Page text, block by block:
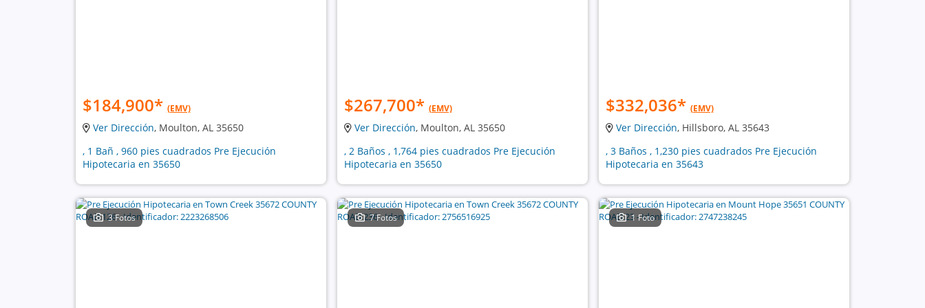
$184,900* (EMV)
Ver Dirección, Moulton, AL 35650
, 1 Bañ , 960 pies cuadrados Pre Ejecución
Hipotecaria en 35650
$267,700* (EMV)
Ver Dirección, Moulton, AL 35650
, 2 Baños , 1,764 pies cuadrados Pre Ejecución
Hipotecaria en 35650
$332,036* (EMV)
Ver Dirección, Hillsboro, AL 35643
, 3 Baños , 1,230 pies cuadrados Pre Ejecución
Hipotecaria en 35643
3 Fotos 7 Fotos 1 Foto